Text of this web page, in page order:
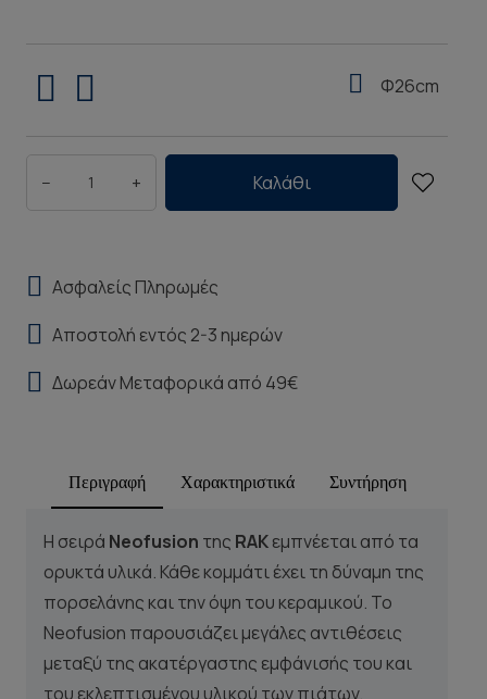
Φ26cm
− + Καλάθι
Ασφαλείς Πληρωμές
Αποστολή εντός 2-3 ημερών
Δωρεάν Μεταφορικά από 49€
Περιγραφή Χαρακτηριστικά Συντήρηση
Η σειρά Neofusion της RAKεμπνέεται από τα
ορυκτά υλικά. Κάθε κομμάτι έχει τη δύναμη της
πορσελάνης και την όψη του κεραμικού. Το
Neofusion παρουσιάζει μεγάλες αντιθέσεις
μεταξύ της ακατέργαστης εμφάνισής του και
του εκλεπτισμένου υλικού των πιάτων,